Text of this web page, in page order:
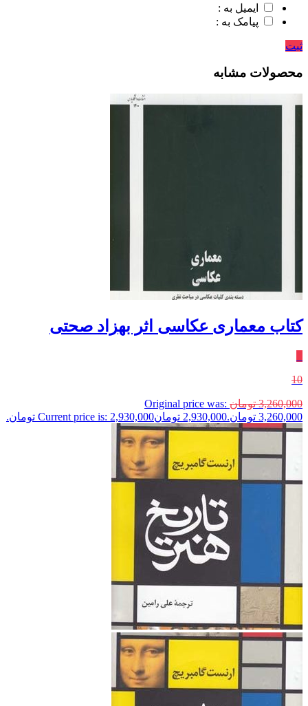
ایمیل به :
پیامک به :
ثبت
محصولات مشابه
کتاب معماری عکاسی اثر بهزاد صحتی
10
3,260,000 تومان Original price was:
3,260,000 تومان.
2,930,000 تومانCurrent price is: 2,930,000 تومان.